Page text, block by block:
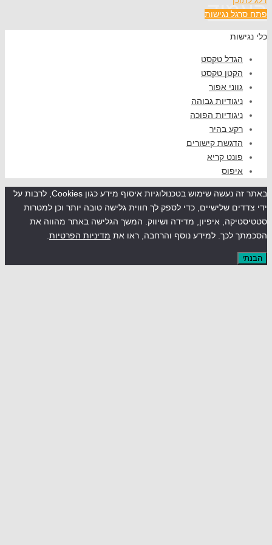
נגישות
טקסט
טקסט
אפור
גבוהה
הפוכה
בהיר
קישורים
קריא
באתר זה נעשה שימוש בטכנולוגיות איסוף מידע כגון Cookies, לרבות על
שלישיים, כדי לספק לך חווית גלישה טובה יותר וכן למטרות
איפיון, מדידה ושיווק. המשך הגלישה באתר מהווה את
לכך. למידע נוסף והרחבה, ראו את מדיניות הפרטיות.